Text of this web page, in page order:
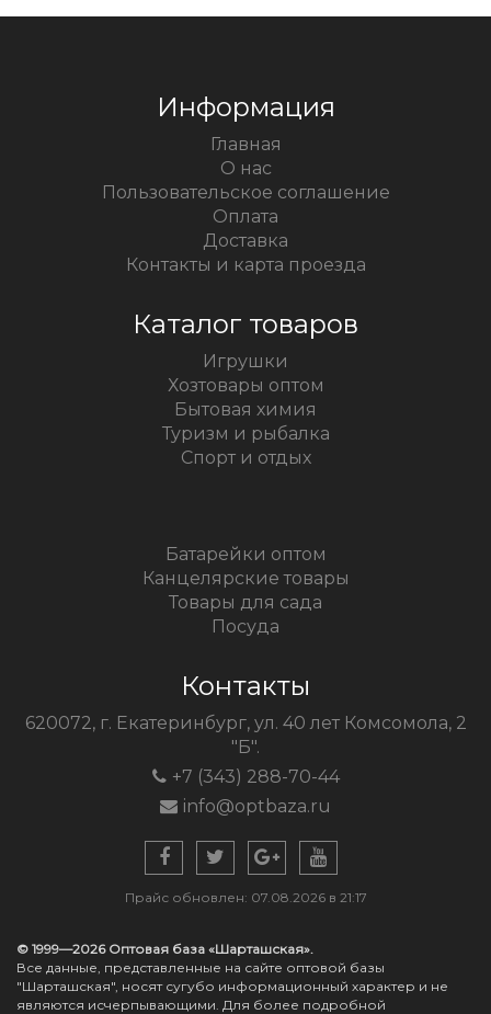
Информация
Главная
О нас
Пользовательское соглашение
Оплата
Доставка
Контакты и карта проезда
Каталог товаров
Игрушки
Хозтовары оптом
Бытовая химия
Туризм и рыбалка
Спорт и отдых
Батарейки оптом
Канцелярские товары
Товары для сада
Посуда
Контакты
620072, г. Екатеринбург, ул. 40 лет Комсомола, 2
"Б".
+7 (343) 288-70-44
info@optbaza.ru
Прайс обновлен: 07.08.2026 в 21:17
© 1999—2026 Оптовая база «Шарташская».
Все данные, представленные на сайте оптовой базы
"Шарташская", носят сугубо информационный характер и не
являются исчерпывающими. Для более подробной